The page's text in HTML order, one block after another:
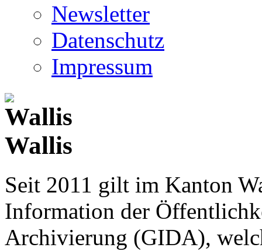
Newsletter
Datenschutz
Impressum
Wallis
Seit 2011 gilt im Kanton
Information der
Archivierung (GIDA),